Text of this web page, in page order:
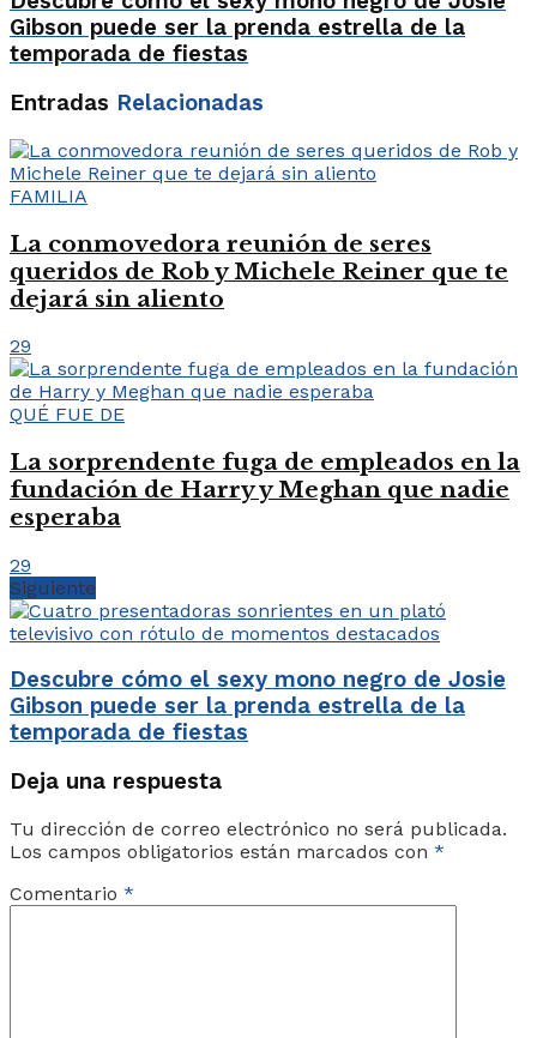
Gibson puede ser la prenda estrella de la
temporada de fiestas
Entradas Relacionadas
FAMILIA
La conmovedora reunión de seres
queridos de Rob y Michele Reiner que te
dejará sin aliento
29
QUÉ FUE DE
La sorprendente fuga de empleados en la
fundación de Harry y Meghan que nadie
esperaba
29
Siguiente
Descubre cómo el sexy mono negro de Josie
Gibson puede ser la prenda estrella de la
temporada de fiestas
Deja una respuesta
Tu dirección de correo electrónico no será publicada.
Los campos obligatorios están marcados con *
Comentario *